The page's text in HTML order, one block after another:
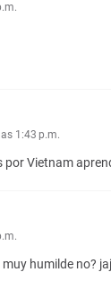
1:43 p.m.
por Vietnam
humilde no?